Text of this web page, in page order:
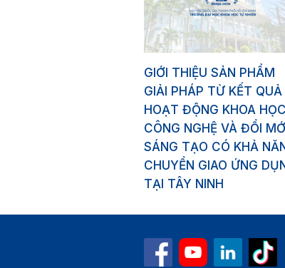
GIỚI THIỆU SẢN PHẨM
GIẢI PHÁP TỪ KẾT QUẢ
HOẠT ĐỘNG KHOA HỌC
CÔNG NGHỆ VÀ ĐỔI MỚI
SÁNG TẠO CÓ KHẢ
CHUYỂN GIAO ỨNG
TẠI TÂY NINH